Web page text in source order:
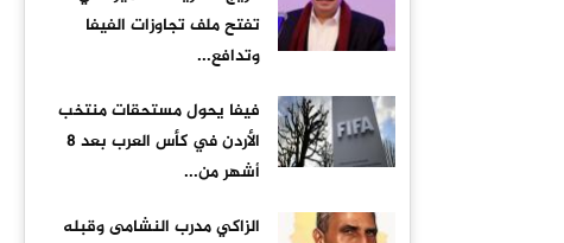
تفتح ملف تجاوزات الفيفا
وتدافع...
فيفا يحول مستحقات منتخب
الأردن في كأس العرب بعد 8
أشهر من...
الزاكي مدرب النشامى وقبله